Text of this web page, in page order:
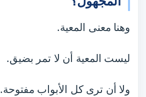
وهنا معنى المعية.
ليست المعية أن لا تمر بضيق.
ولا أن ترى كل الأبواب مفتوحة.